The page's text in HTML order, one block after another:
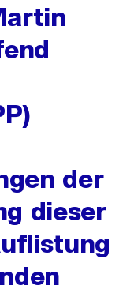
der
dieser